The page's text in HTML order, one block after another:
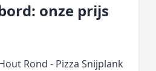
onze prijs
Rond - Pizza Snijplank